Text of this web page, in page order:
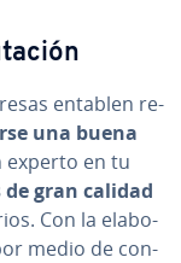
entablen re­
una buena
experto en tu
gran calidad
Con la ela­bo­
medio de co­n­